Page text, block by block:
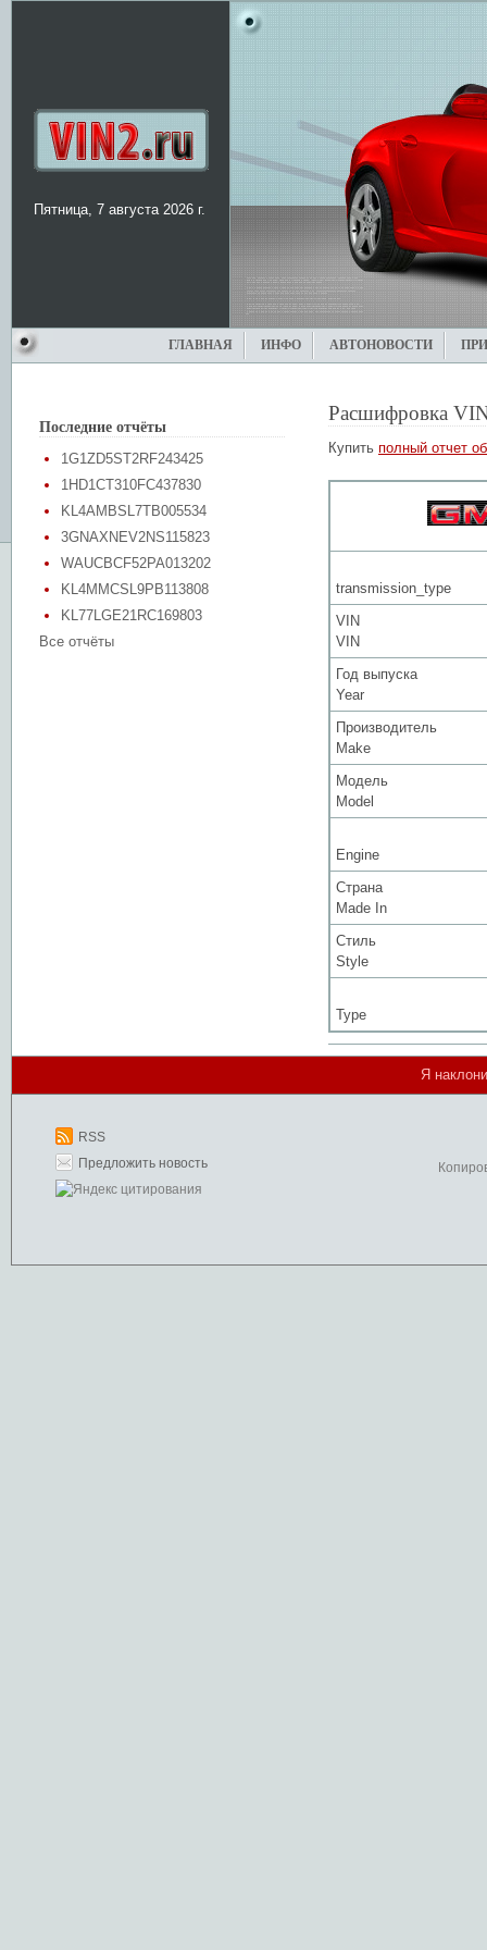
Пятница, 7 августа 2026 г.
ГЛАВНАЯ ИНФО АВТОНОВОСТИ
Последние отчёты
1G1ZD5ST2RF243425
1HD1CT310FC437830
KL4AMBSL7TB005534
3GNAXNEV2NS115823
WAUCBCF52PA013202
KL4MMCSL9PB113808
KL77LGE21RC169803
Все отчёты
Расшифровка
Купить полный отчет
transmission_type
VIN
VIN
Год выпуска
Year
Производитель
Make
Модель
Model
Engine
Страна
Made In
Стиль
Style
Type
Я
RSS
Предложить новость